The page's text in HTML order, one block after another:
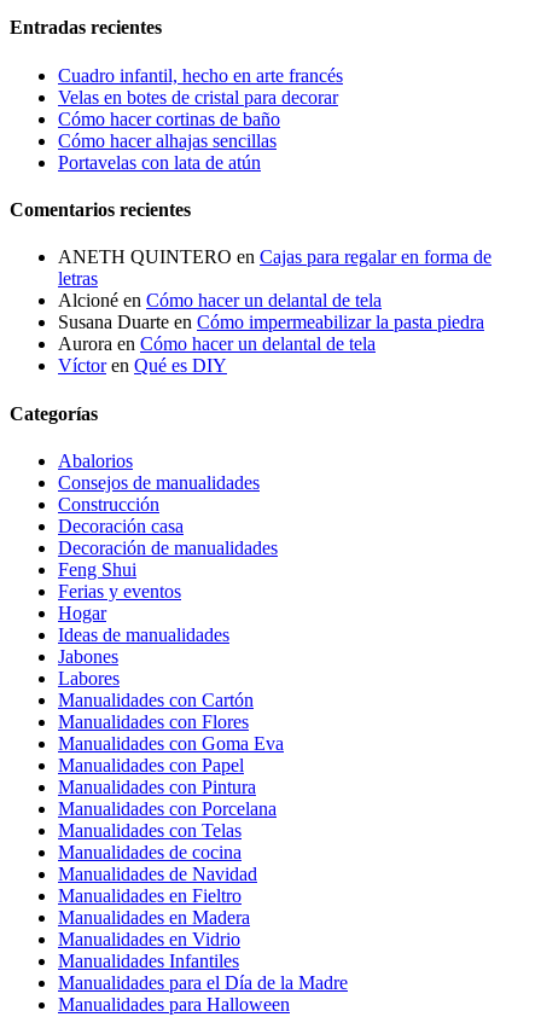
Entradas recientes
Cuadro infantil, hecho en arte francés
Velas en botes de cristal para decorar
Cómo hacer cortinas de baño
Cómo hacer alhajas sencillas
Portavelas con lata de atún
Comentarios recientes
ANETH QUINTERO en Cajas para regalar en forma de
letras
Alcioné en Cómo hacer un delantal de tela
Susana Duarte en Cómo impermeabilizar la pasta piedra
Aurora en Cómo hacer un delantal de tela
Víctoren Qué es DIY
Categorías
Abalorios
Consejos de manualidades
Construcción
Decoración casa
Decoración de manualidades
Feng Shui
Ferias y eventos
Hogar
Ideas de manualidades
Jabones
Labores
Manualidades con Cartón
Manualidades con Flores
Manualidades con Goma Eva
Manualidades con Papel
Manualidades con Pintura
Manualidades con Porcelana
Manualidades con Telas
Manualidades de cocina
Manualidades de Navidad
Manualidades en Fieltro
Manualidades en Madera
Manualidades en Vidrio
Manualidades Infantiles
Manualidades para el Día de la Madre
Manualidades para Halloween